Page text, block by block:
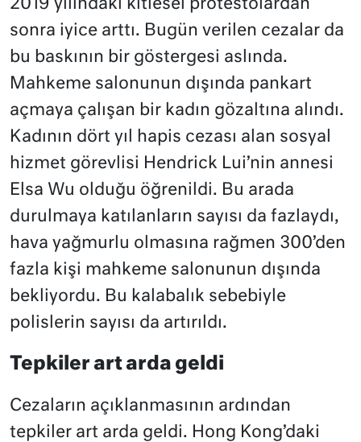
2019 yılındaki kitlesel protestolardan
sonra iyice arttı. Bugün verilen cezalar da
bu baskının bir göstergesi aslında.
Mahkeme salonunun dışında pankart
açmaya çalışan bir kadın gözaltına alındı.
Kadının dört yıl hapis cezası alan sosyal
hizmet görevlisi Hendrick Lui’nin annesi
Elsa Wu olduğu öğrenildi. Bu arada
durulmaya katılanların sayısı da fazlaydı,
hava yağmurlu olmasına rağmen 300’den
fazla kişi mahkeme salonunun dışında
bekliyordu. Bu kalabalık sebebiyle
polislerin sayısı da artırıldı.
Tepkiler art arda geldi
Cezaların açıklanmasının ardından
tepkiler art arda geldi. Hong Kong’daki